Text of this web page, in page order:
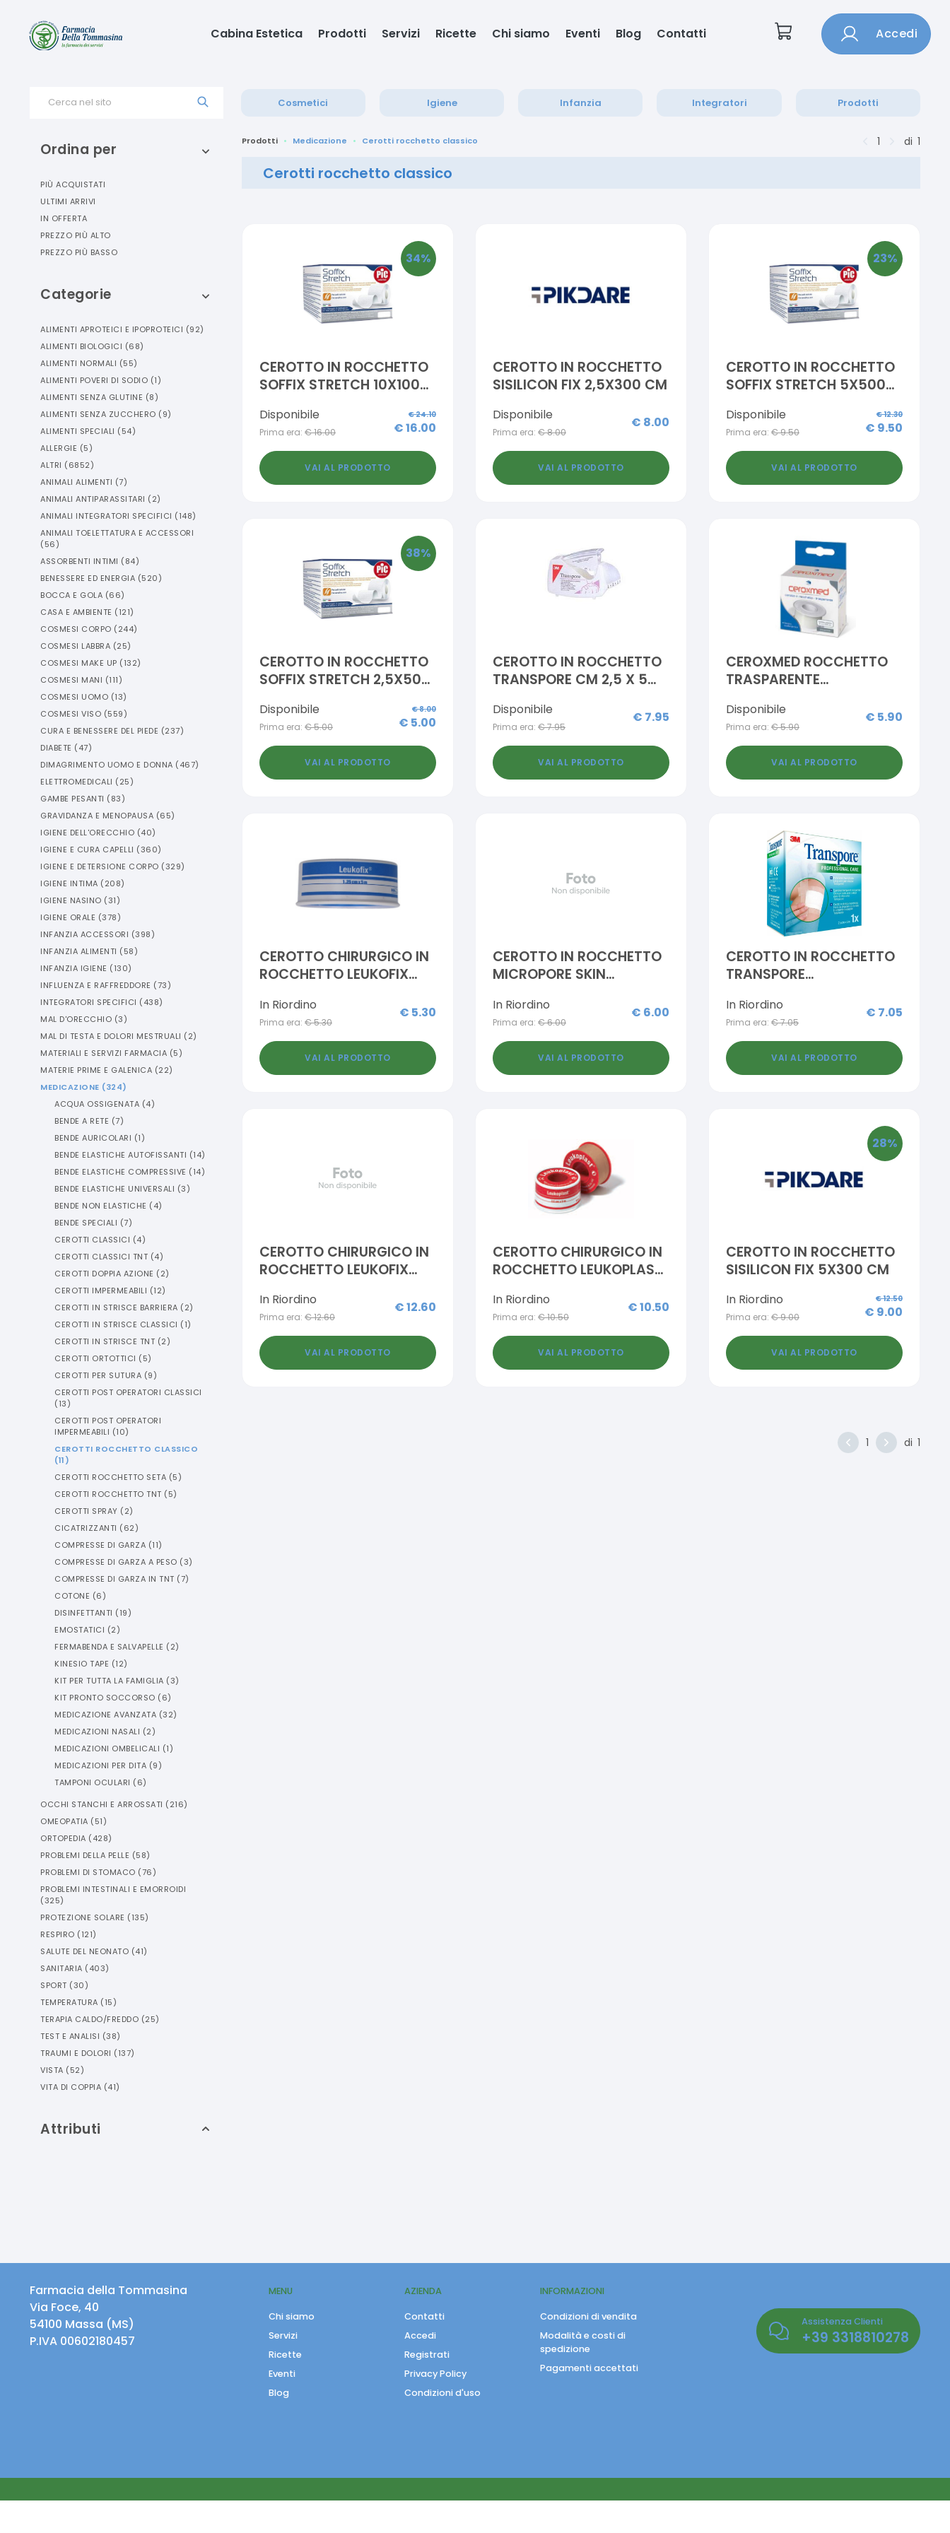
Cabina Estetica Prodotti Servizi Ricette Chi siamo Eventi Blog Contatti Accedi
Cerca nel sito Cosmetici Igiene Infanzia Integratori Prodotti
Ordina per
PIÙ ACQUISTATI
ULTIMI ARRIVI
IN OFFERTA
PREZZO PIÙ ALTO
PREZZO PIÙ BASSO
Categorie
ALIMENTI APROTEICI E IPOPROTEICI (92)
ALIMENTI BIOLOGICI (68)
ALIMENTI NORMALI (55)
ALIMENTI POVERI DI SODIO (1)
ALIMENTI SENZA GLUTINE (8)
ALIMENTI SENZA ZUCCHERO (9)
ALIMENTI SPECIALI (54)
ALLERGIE (5)
ALTRI (6852)
ANIMALI ALIMENTI (7)
ANIMALI ANTIPARASSITARI (2)
ANIMALI INTEGRATORI SPECIFICI (148)
ANIMALI TOELETTATURA E ACCESSORI
(56)
ASSORBENTI INTIMI (84)
BENESSERE ED ENERGIA (520)
BOCCA E GOLA (66)
CASA E AMBIENTE (121)
COSMESI CORPO (244)
COSMESI LABBRA (25)
COSMESI MAKE UP (132)
COSMESI MANI (111)
COSMESI UOMO (13)
COSMESI VISO (559)
CURA E BENESSERE DEL PIEDE (237)
DIABETE (47)
DIMAGRIMENTO UOMO E DONNA (467)
ELETTROMEDICALI (25)
GAMBE PESANTI (83)
GRAVIDANZA E MENOPAUSA (65)
IGIENE DELL'ORECCHIO (40)
IGIENE E CURA CAPELLI (360)
IGIENE E DETERSIONE CORPO (329)
IGIENE INTIMA (208)
IGIENE NASINO (31)
IGIENE ORALE (378)
INFANZIA ACCESSORI (398)
INFANZIA ALIMENTI (58)
INFANZIA IGIENE (130)
INFLUENZA E RAFFREDDORE (73)
INTEGRATORI SPECIFICI (438)
MAL D'ORECCHIO (3)
MAL DI TESTA E DOLORI MESTRUALI (2)
MATERIALI E SERVIZI FARMACIA (5)
MATERIE PRIME E GALENICA (22)
MEDICAZIONE (324)
ACQUA OSSIGENATA (4)
BENDE A RETE (7)
BENDE AURICOLARI (1)
BENDE ELASTICHE AUTOFISSANTI (14)
BENDE ELASTICHE COMPRESSIVE (14)
BENDE ELASTICHE UNIVERSALI (3)
BENDE NON ELASTICHE (4)
BENDE SPECIALI (7)
CEROTTI CLASSICI (4)
CEROTTI CLASSICI TNT (4)
CEROTTI DOPPIA AZIONE (2)
CEROTTI IMPERMEABILI (12)
CEROTTI IN STRISCE BARRIERA (2)
CEROTTI IN STRISCE CLASSICI (1)
CEROTTI IN STRISCE TNT (2)
CEROTTI ORTOTTICI (5)
CEROTTI PER SUTURA (9)
CEROTTI POST OPERATORI CLASSICI
(13)
CEROTTI POST OPERATORI
IMPERMEABILI (10)
CEROTTI ROCCHETTO CLASSICO
(11)
CEROTTI ROCCHETTO SETA (5)
CEROTTI ROCCHETTO TNT (5)
CEROTTI SPRAY (2)
CICATRIZZANTI (62)
COMPRESSE DI GARZA (11)
COMPRESSE DI GARZA A PESO (3)
COMPRESSE DI GARZA IN TNT (7)
COTONE (6)
DISINFETTANTI (19)
EMOSTATICI (2)
FERMABENDA E SALVAPELLE (2)
KINESIO TAPE (12)
KIT PER TUTTA LA FAMIGLIA (3)
KIT PRONTO SOCCORSO (6)
MEDICAZIONE AVANZATA (32)
MEDICAZIONI NASALI (2)
MEDICAZIONI OMBELICALI (1)
MEDICAZIONI PER DITA (9)
TAMPONI OCULARI (6)
OCCHI STANCHI E ARROSSATI (216)
OMEOPATIA (51)
ORTOPEDIA (428)
PROBLEMI DELLA PELLE (58)
PROBLEMI DI STOMACO (76)
PROBLEMI INTESTINALI E EMORROIDI
(325)
PROTEZIONE SOLARE (135)
RESPIRO (121)
SALUTE DEL NEONATO (41)
SANITARIA (403)
SPORT (30)
TEMPERATURA (15)
TERAPIA CALDO/FREDDO (25)
TEST E ANALISI (38)
TRAUMI E DOLORI (137)
VISTA (52)
VITA DI COPPIA (41)
Attributi
Prodotti Medicazione Cerotti rocchetto classico 1 di 1
Cerotti rocchetto classico
34%
CEROTTO IN ROCCHETTO
SOFFIX STRETCH 10X1000
Disponibile
Prima era: €16.00
€24.10
€16.00
VAI AL PRODOTTO
CEROTTO IN ROCCHETTO
SISILICON FIX 2,5X300 CM
Disponibile
Prima era: €8.00
€ 8.00
VAI AL PRODOTTO
23%
CEROTTO IN ROCCHETTO
SOFFIX STRETCH 5X500
Disponibile
Prima era: €9.50
€12.30
€ 9.50
VAI AL PRODOTTO
38%
CEROTTO IN ROCCHETTO
SOFFIX STRETCH 2,5X500
Disponibile
Prima era: €5.00
€8.00
€ 5.00
VAI AL PRODOTTO
CEROTTO IN ROCCHETTO
TRANSPORE CM 2,5 X 5
Disponibile
Prima era: €7.95
€ 7.95
VAI AL PRODOTTO
CEROXMED ROCCHETTO
TRASPARENTE
CM
Disponibile
Prima era: €5.90
€ 5.90
VAI AL PRODOTTO
CEROTTO CHIRURGICO IN
ROCCHETTO LEUKOFIX
1,25X500 CM
In Riordino
Prima era: €5.30
€ 5.30
VAI AL PRODOTTO
CEROTTO IN ROCCHETTO
MICROPORE SKIN
500 CM RICARICA
In Riordino
Prima era: €6.00
€ 6.00
VAI AL PRODOTTO
CEROTTO IN ROCCHETTO
TRANSPORE
500 CM RICARICA
In Riordino
Prima era: €7.05
€ 7.05
VAI AL PRODOTTO
CEROTTO CHIRURGICO IN
ROCCHETTO LEUKOFIX
CM
In Riordino
Prima era: €12.60
€12.60
VAI AL PRODOTTO
CEROTTO CHIRURGICO IN
ROCCHETTO LEUKOPLAST
In Riordino
Prima era: €10.50
€10.50
VAI AL PRODOTTO
28%
CEROTTO IN ROCCHETTO
SISILICON FIX 5X300 CM
In Riordino
Prima era: €9.00
€12.50
€ 9.00
VAI AL PRODOTTO
1 di 1
Farmacia della Tommasina
Via Foce, 40
54100 Massa (MS)
P.IVA 00602180457
MENU
Chi siamo
Servizi
Ricette
Eventi
Blog
AZIENDA
Contatti
Accedi
Registrati
Privacy Policy
Condizioni d'uso
INFORMAZIONI
Condizioni di vendita
Modalità e costi di
spedizione
Pagamenti accettati
Assistenza Clienti
+39 3318810278